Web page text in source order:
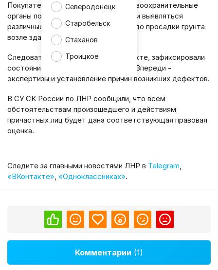
Северодонецк
Старобельск
Стаханов
Троицкое
Покупатели жилья обратились в правоохранительные
органы после того, как в доме начали выявляться
различные проблемы - от протечек до просадки грунта
возле здания.
Следователи уже побывали на объекте, зафиксировали
состояние дома и начали проверку. Впереди -
экспертизы и установление причин возникших дефектов.
В СУ СК России по ЛНР сообщили, что всем
обстоятельствам произошедшего и действиям
причастных лиц будет дана соответствующая правовая
оценка.
Cледите за главными новостями ЛНР в Telegram
«ВКонтакте» «Одноклассниках».
Комментарии (1)